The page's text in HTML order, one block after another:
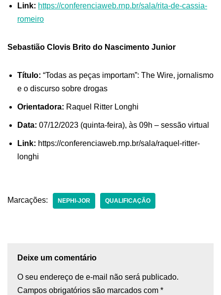
Link: https://conferenciaweb.rnp.br/sala/rita-de-cassia-
romeiro
Sebastião Clovis Brito do Nascimento Junior
Título: “Todas as peças importam”: The Wire, jornalismo
e o discurso sobre drogas
Orientadora: Raquel Ritter Longhi
Data: 07/12/2023 (quinta-feira), às 09h – sessão virtual
Link: https://conferenciaweb.rnp.br/sala/raquel-ritter-
longhi
Marcações: NEPHI-JOR QUALIFICAÇÃO
Deixe um comentário
O seu endereço de e-mail não será publicado.
Campos obrigatórios são marcados com *